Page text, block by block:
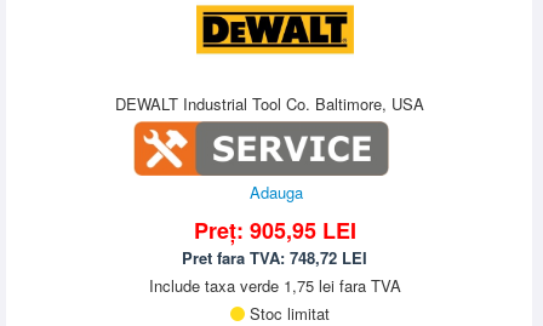
DEWALT Industrial Tool Co. Baltimore, USA
Adauga
Preț: 905,95 LEI
Pret fara TVA:748,72 LEI
Include taxa verde 1,75 lei fara TVA
Stoc limitat